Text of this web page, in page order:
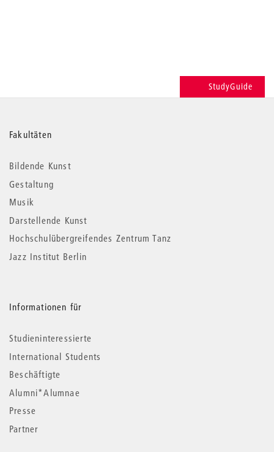
StudyGuide
Weitere
Informationen
Fakultäten
Bildende Kunst
Gestaltung
Musik
Darstellende Kunst
Hochschulübergreifendes Zentrum Tanz
Jazz Institut Berlin
Informationen für
Studieninteressierte
International Students
Beschäftigte
Alumni*Alumnae
Presse
Partner